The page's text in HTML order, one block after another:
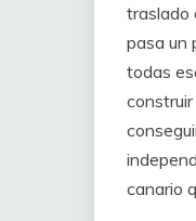
traslado
pasa un
todas
canario